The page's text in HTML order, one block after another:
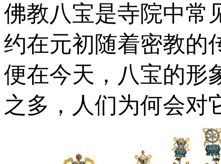
佛教八宝是寺院中常
约在元初随着密教的
便在今天，八宝的形
之多，人们为何会对